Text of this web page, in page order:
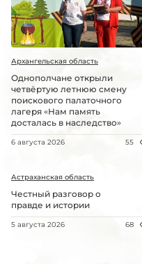
Архангельская область
Однополчане открыли
четвёртую летнюю смену
поискового палаточного
лагеря «Нам память
досталась в наследство»
6 августа 2026 55
Астраханская область
Честный разговор о
правде и истории
5 августа 2026 68